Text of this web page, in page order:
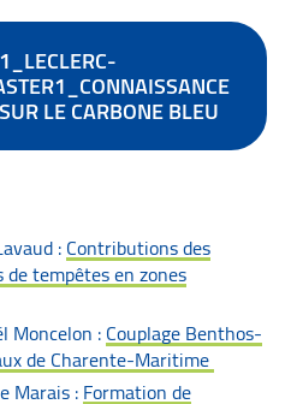
LE CARBONE BLEU
:Contributions des
tempêtes en zones
Moncelon :Couplage Benthos-
de Charente-Maritime
Marais :Formation de